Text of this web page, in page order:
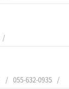
055-632-0935